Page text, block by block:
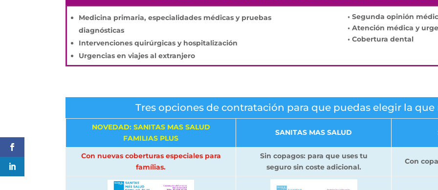
Medicina primaria, especialidades médicas y pruebas
diagnósticas
Intervenciones quirúrgicas y hospitalización
Urgencias en viajes al extranjero
• Segunda opinión
• Atención médica y
• Cobertura dental
Tres opciones de contratación para que puedas elegir la
NOVEDAD: SANITAS MAS SALUD
FAMILIAS PLUS
SANITAS MAS SALUD
Con nuevas coberturas especiales para
famílias.
Sin copagos: para que uses tu
seguro sin coste adicional.
Con